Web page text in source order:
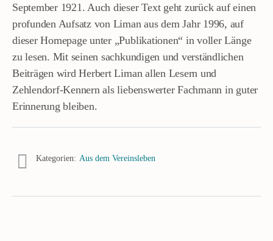
September 1921. Auch dieser Text geht zurück auf einen
profunden Aufsatz von Liman aus dem Jahr 1996, auf
dieser Homepage unter „Publikationen“ in voller Länge
zu lesen. Mit seinen sachkundigen und verständlichen
Beiträgen wird Herbert Liman allen Lesern und
Zehlendorf-Kennern als liebenswerter Fachmann in guter
Erinnerung bleiben.
Kategorien: Aus dem Vereinsleben